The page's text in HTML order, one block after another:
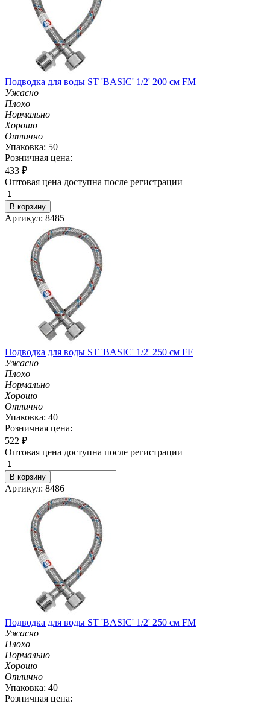
Подводка для воды ST 'BASIC' 1/2' 200 см FM
Ужасно
Плохо
Нормально
Хорошо
Отлично
Упаковка: 50
Розничная цена:
433 ₽
Оптовая цена доступна после регистрации
В корзину
Артикул: 8485
Подводка для воды ST 'BASIC' 1/2' 250 см FF
Ужасно
Плохо
Нормально
Хорошо
Отлично
Упаковка: 40
Розничная цена:
522 ₽
Оптовая цена доступна после регистрации
В корзину
Артикул: 8486
Подводка для воды ST 'BASIC' 1/2' 250 см FM
Ужасно
Плохо
Нормально
Хорошо
Отлично
Упаковка: 40
Розничная цена: